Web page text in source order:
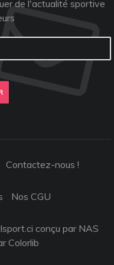
de l'actualité sportive
Contactez-nous !
Nos CGU
conçu par NAS
Colorlib